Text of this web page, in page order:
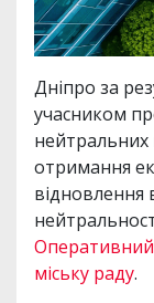
Дніпро за
учасником
нейтральних
отримання
відновлення
міську раду.